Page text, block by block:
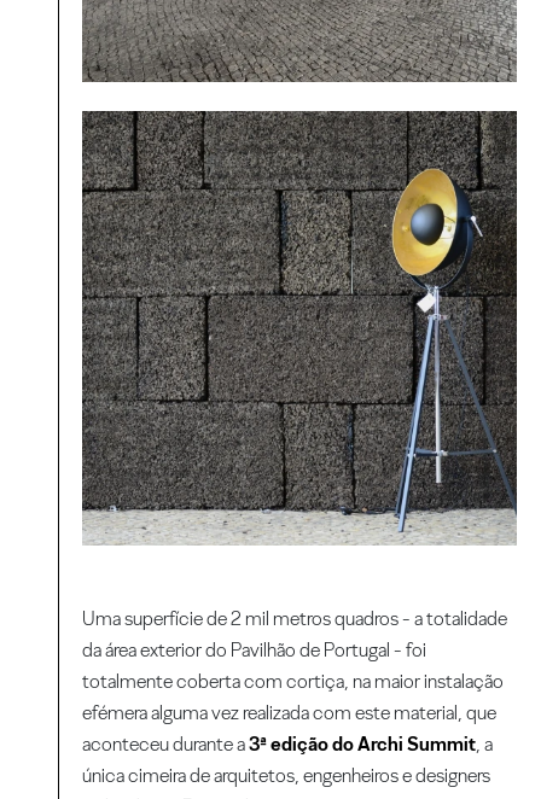
Uma superfície de 2 mil metros quadros - a totalidade
da área exterior do Pavilhão de Portugal - foi
totalmente coberta com cortiça, na maior instalação
efémera alguma vez realizada com este material, que
aconteceu durante a3ª edição do Archi Summit, a
única cimeira de arquitetos, engenheiros e designers